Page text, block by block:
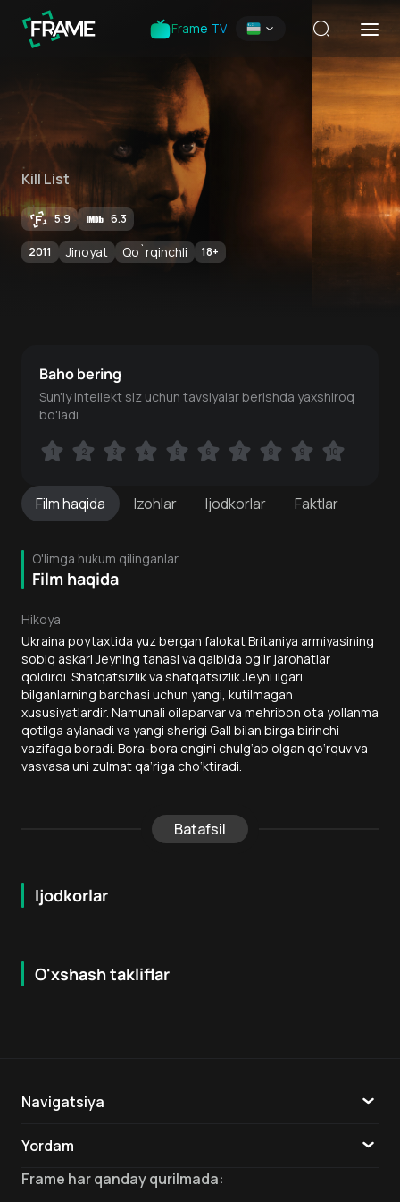
Frame TV
Kill List
5.9 6.3
2011 Jinoyat Qo`rqinchli 18+
Filmhaqida Izohlar Ijodkorlar Faktlar
O'limga hukum qilinganlar
Film haqida
Hikoya
Ukraina poytaxtida yuz bergan falokat Britaniya armiyasining
sobiq askari Jeyning tanasi va qalbida og‘ir jarohatlar
qoldirdi. Shafqatsizlik va shafqatsizlik Jeyni ilgari
bilganlarning barchasi uchun yangi, kutilmagan
xususiyatlardir. Namunali oilaparvar va mehribon ota yollanma
qotilga aylanadi va yangi sherigi Gall bilan birga birinchi
vazifaga boradi. Bora-bora ongini chulg‘ab olgan qo‘rquv va
vasvasa uni zulmat qa’riga cho‘ktiradi.
Batafsil
Ijodkorlar
Baho bering
Sun'iy intellekt siz uchun tavsiyalar berishda yaxshiroq
bo'ladi
1 2 3 4 5 6 7 8 9 10
1 2 3 4 5 6 7 8 9 10
O'xshash takliflar
16 + 7.9
Navigatsiya
Yordam
Aloqa
Frame har qanday qurilmada: